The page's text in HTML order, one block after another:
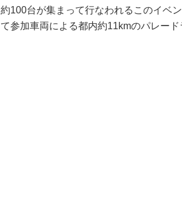
約100台が集まって行なわれるこのイベ
て参加車両による都内約11kmのパレード